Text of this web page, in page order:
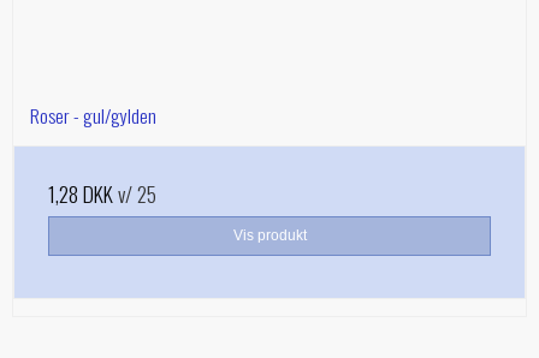
Roser - gul/gylden
1,28 DKKv/ 25
Vis produkt